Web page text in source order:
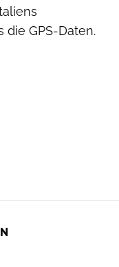
die GPS-Daten.